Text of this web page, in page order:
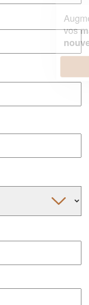
chiffre d'affaireset
gagnant de